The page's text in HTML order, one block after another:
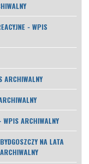
- WPIS
ARCHIWALNY
ARCHIWALNY
NA LATA